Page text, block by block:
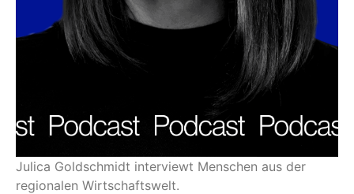
Julica Goldschmidt interviewt Menschen aus der
regionalen Wirtschaftswelt.